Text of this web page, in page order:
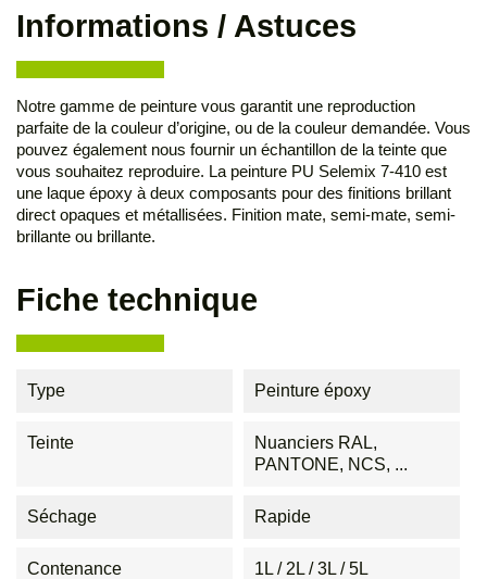
Informations / Astuces
Notre gamme de peinture vous garantit une reproduction
parfaite de la couleur d’origine, ou de la couleur demandée. Vous
pouvez également nous fournir un échantillon de la teinte que
vous souhaitez reproduire. La peinture PU Selemix 7-410 est
une laque époxy à deux composants pour des finitions brillant
direct opaques et métallisées. Finition mate, semi-mate, semi-
brillante ou brillante.
Fiche technique
Type Peinture époxy
Teinte
Nuanciers RAL,
PANTONE, NCS, ...
Séchage Rapide
Contenance
1L / 2L / 3L / 5L